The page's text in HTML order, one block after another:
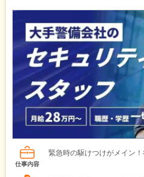
仕事内容
緊急時の駆けつけがメイン